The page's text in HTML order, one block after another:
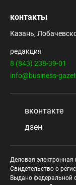
контакты
Казань,
редакция
8 (843) 238-39-01
info@business-
вконтакте
дзен
Деловая электронная
Свидетельство о
Выдано федеральной